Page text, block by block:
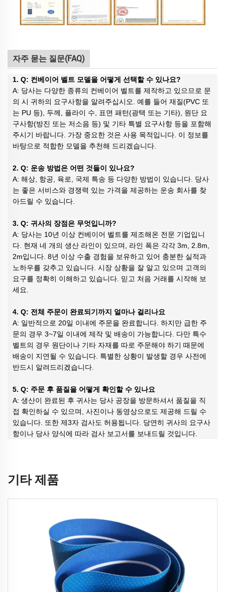
자주 묻는 질문(FAQ)
1. Q: 컨베이어 벨트 모델을 어떻게 선택할 수 있나요?
A: 당사는 다양한 종류의 컨베이어 벨트를 제작하고 있으므로 문
의 시 귀하의 요구사항을 알려주십시오. 예를 들어 재질(PVC 또
는 PU 등), 두께, 플라이 수, 표면 패턴(광택 또는 기타), 원단 요
구사항(방진 또는 저소음 등) 및 기타 특별 요구사항 등을 포함해
주시기 바랍니다. 가장 중요한 것은 사용 목적입니다. 이 정보를
바탕으로 적합한 모델을 추천해 드리겠습니다.
2. Q: 운송 방법은 어떤 것들이 있나요?
A: 해상, 항공, 육로, 국제 특송 등 다양한 방법이 있습니다. 당사
는 좋은 서비스와 경쟁력 있는 가격을 제공하는 운송 회사를 찾
아드릴 수 있습니다.
3. Q: 귀사의 장점은 무엇입니까?
A: 당사는 10년 이상 컨베이어 벨트를 제조해온 전문 기업입니
다. 현재 네 개의 생산 라인이 있으며, 라인 폭은 각각 3m, 2.8m,
2m입니다. 8년 이상 수출 경험을 보유하고 있어 충분한 실적과
노하우를 갖추고 있습니다. 시장 상황을 잘 알고 있으며 고객의
요구를 정확히 이해하고 있습니다. 믿고 처음 거래를 시작해 보
세요.
4. Q: 전체 주문이 완료되기까지 얼마나 걸리나요
A: 일반적으로 20일 이내에 주문을 완료합니다. 하지만 급한 주
문의 경우 3~7일 이내에 제작 및 배송이 가능합니다. 다만 특수
벨트의 경우 원단이나 기타 자재를 따로 주문해야 하기 때문에
배송이 지연될 수 있습니다. 특별한 상황이 발생할 경우 사전에
반드시 알려드리겠습니다.
5. Q: 주문 후 품질을 어떻게 확인할 수 있나요
A: 생산이 완료된 후 귀사는 당사 공장을 방문하셔서 품질을 직
접 확인하실 수 있으며, 사진이나 동영상으로도 제공해 드릴 수
있습니다. 또한 제3자 검사도 허용됩니다. 당연히 귀사의 요구사
항이나 당사 양식에 따라 검사 보고서를 보내드릴 것입니다.
기타 제품